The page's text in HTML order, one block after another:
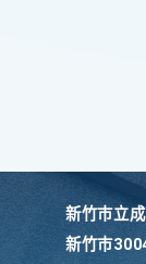
新竹巿立
新竹巿